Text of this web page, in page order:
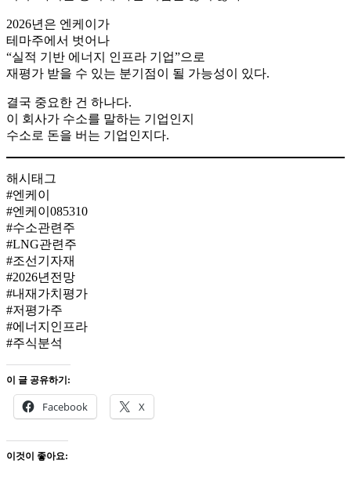
2026년은 엔케이가
테마주에서 벗어나
“실적 기반 에너지 인프라 기업”으로
재평가 받을 수 있는 분기점이 될 가능성이 있다.
결국 중요한 건 하나다.
이 회사가 수소를 말하는 기업인지
수소로 돈을 버는 기업인지다.
해시태그
#엔케이
#엔케이085310
#수소관련주
#LNG관련주
#조선기자재
#2026년전망
#내재가치평가
#저평가주
#에너지인프라
#주식분석
이 글 공유하기:
Facebook X
이것이 좋아요: